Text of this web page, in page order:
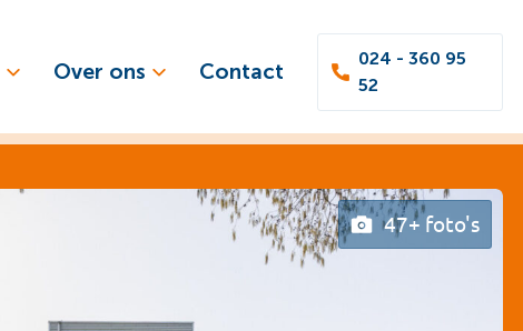
Over ons Contact
024 - 360 95
52
47+ foto's